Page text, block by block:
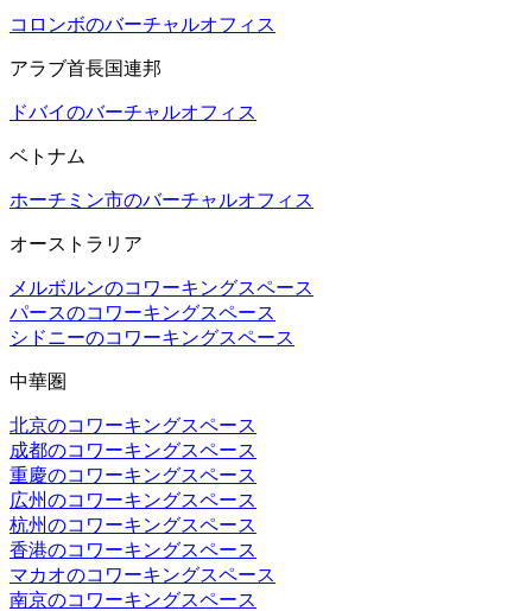
コロンボのバーチャルオフィス
アラブ首長国連邦
ドバイのバーチャルオフィス
ベトナム
ホーチミン市のバーチャルオフィス
オーストラリア
メルボルンのコワーキングスペース
パースのコワーキングスペース
シドニーのコワーキングスペース
中華圏
北京のコワーキングスペース
成都のコワーキングスペース
重慶のコワーキングスペース
広州のコワーキングスペース
杭州のコワーキングスペース
香港のコワーキングスペース
マカオのコワーキングスペース
南京のコワーキングスペース